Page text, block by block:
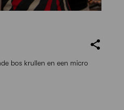
bos krullen en een micro